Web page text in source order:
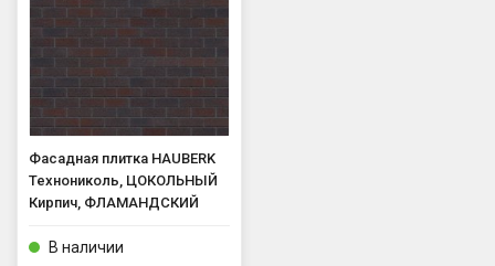
Фасадная плитка HAUBERK
Технониколь, ЦОКОЛЬНЫЙ
Кирпич, ФЛАМАНДСКИЙ
В наличии